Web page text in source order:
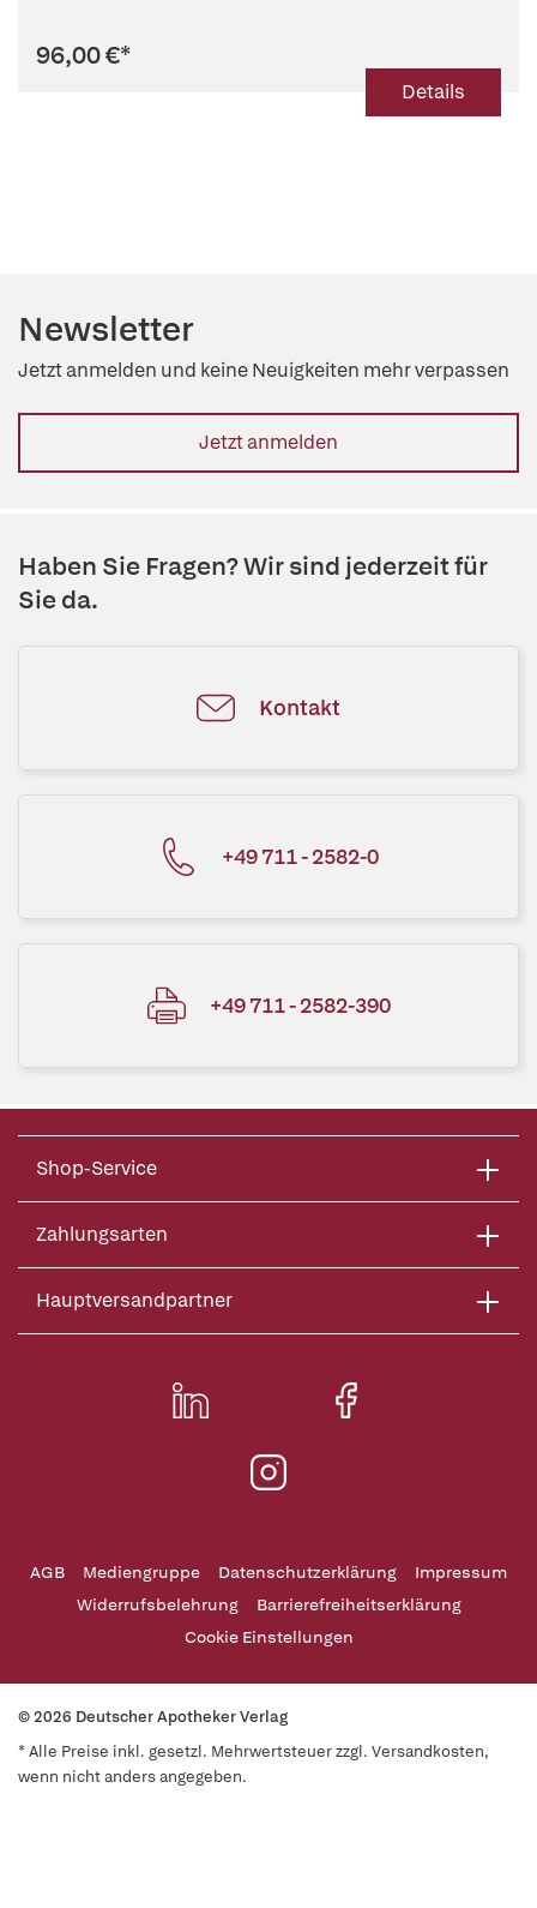
96,00 €*
Details
Newsletter
Jetzt anmelden und keine Neuigkeiten mehr verpassen
Jetzt anmelden
Haben Sie Fragen? Wir sind jederzeit für
Sie da.
Kontakt
+49 711 - 2582-0
+49 711 - 2582-390
Shop-Service
Zahlungsarten
Hauptversandpartner
AGB Mediengruppe Datenschutzerklärung
Impressum
Widerrufsbelehrung
Barrierefreiheitserklärung
Cookie Einstellungen
© 2026 Deutscher Apotheker Verlag
* Alle Preise inkl. gesetzl. Mehrwertsteuer zzgl. Versandkosten,
wenn nicht anders angegeben.